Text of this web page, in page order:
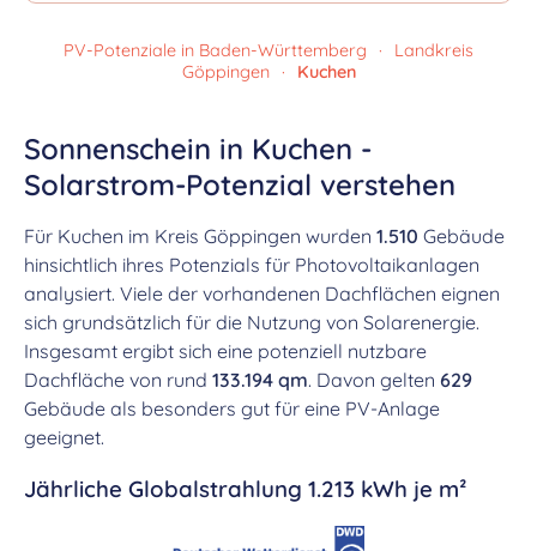
PV-Potenziale in Baden-Württemberg ·
Landkreis
Göppingen · Kuchen
Sonnenschein in Kuchen -
Solarstrom-Potenzial verstehen
Für Kuchen im Kreis Göppingen wurden 1.510 Gebäude
hinsichtlich ihres Potenzials für Photovoltaikanlagen
analysiert. Viele der vorhandenen Dachflächen eignen
sich grundsätzlich für die Nutzung von Solarenergie.
Insgesamt ergibt sich eine potenziell nutzbare
Dachfläche von rund 133.194 qm. Davon gelten 629
Gebäude als besonders gut für eine PV-Anlage
geeignet.
Jährliche Globalstrahlung 1.213 kWh je m²